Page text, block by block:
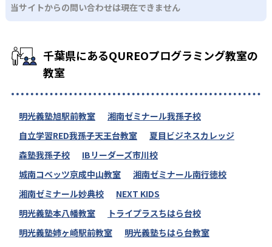
当サイトからの問い合わせは現在できません
千葉県にあるQUREOプログラミング教室の
教室
明光義塾旭駅前教室
湘南ゼミナール我孫子校
自立学習RED我孫子天王台教室
夏目ビジネスカレッジ
森塾我孫子校
IBリーダーズ市川校
城南コベッツ京成中山教室
湘南ゼミナール南行徳校
湘南ゼミナール妙典校
NEXT KIDS
明光義塾本八幡教室
トライプラスちはら台校
明光義塾姉ヶ崎駅前教室
明光義塾ちはら台教室